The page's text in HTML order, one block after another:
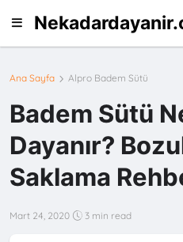
Ana Sayfa Alpro Badem Sütü
Badem Sütü
Dayanır?
Saklama
Mart 24, 2020 3 min read